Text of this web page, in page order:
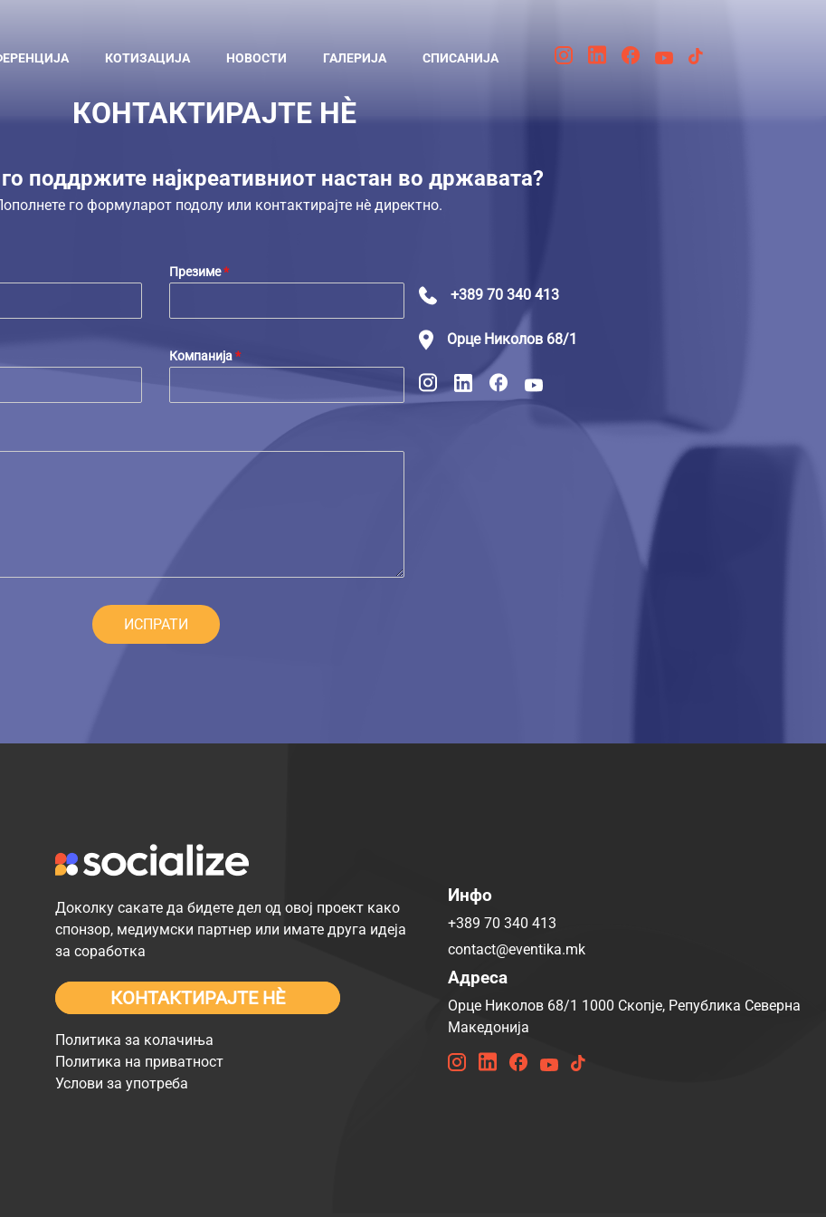
КОТИЗАЦИЈА НОВОСТИ ГАЛЕРИЈА СПИСАНИЈА
КОНТАКТИРАЈТЕ НЀ
поддржите најкреативниот настан во државата?
го формуларот подолу или контактирајте нѐ директно.
Презиме*
Компанија*
ИСПРАТИ
+389 70 340 413
Орце Николов 68/1
Доколку сакате да бидете дел од овој проект како
спонзор, медиумски партнер или имате друга идеја
за соработка
КОНТАКТИРАЈТЕ НÈ
Политика за колачиња
Политика на приватност
Услови за употреба
Инфо
+389 70 340 413
contact@eventika.mk
Адреса
Орце Николов 68/1 1000 Скопје, Република Северна
Македонија